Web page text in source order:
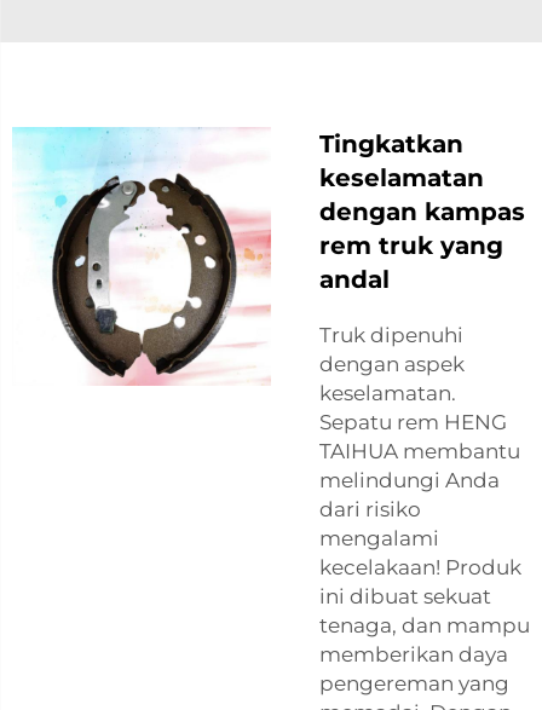
Tingkatkan
keselamatan
dengan kampas
rem truk yang
andal
Truk dipenuhi
dengan aspek
keselamatan.
Sepatu rem HENG
TAIHUA membantu
melindungi Anda
dari risiko
mengalami
kecelakaan! Produk
ini dibuat sekuat
tenaga, dan mampu
memberikan daya
pengereman yang